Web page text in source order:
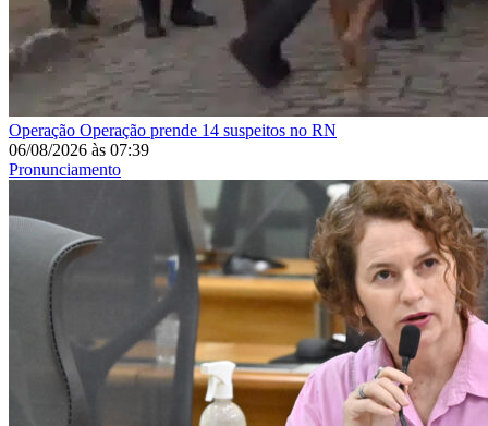
Operação Operação prende 14 suspeitos no RN
06/08/2026 às 07:39
Pronunciamento